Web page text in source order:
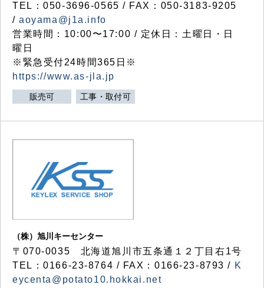
TEL：050-3696-0565 / FAX：050-3183-9205
/aoyama@j1a.info
営業時間：10:00〜17:00 / 定休日：土曜日・日
曜日
※緊急受付24時間365日※
https://www.as-jla.jp
販売可 工事・取付可
（株）旭川キーセンター
〒070-0035 北海道旭川市五条通１２丁目右1号
TEL：0166-23-8764 / FAX：0166-23-8793 / K
eycenta@potato10.hokkai.net